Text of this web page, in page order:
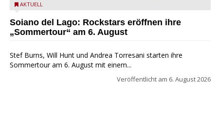
Stef Burns, Will Hunt und Andrea Torresani im Summer Rock
AKTUELL
Soiano del Lago: Rockstars eröffnen ihre
„Sommertour“ am 6. August
Stef Burns, Will Hunt und Andrea Torresani starten ihre
Sommertour am 6. August mit einem...
Veröffentlicht am 6. August 2026